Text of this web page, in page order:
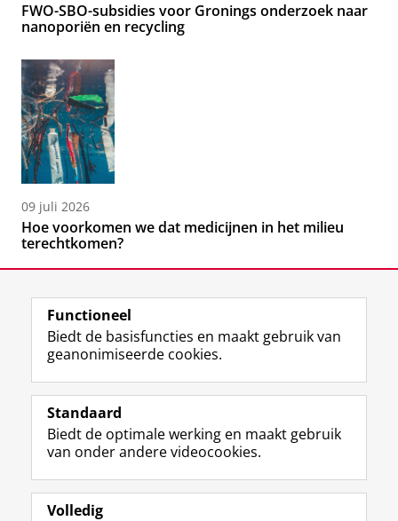
FWO-SBO-subsidies voor Gronings onderzoek naar
nanoporiën en recycling
09 juli 2026
Hoe voorkomen we dat medicijnen in het milieu
terechtkomen?
Volg de RUG
F
a
e
b
o
L
i
k
e
I
R
S
-
f
e
I
n
t
r
Y
o
T
e
Studiekiezers
Alumni
Functioneel
Biedt de basisfuncties en maakt gebruik van
geanonimiseerde cookies.
Standaard
Biedt de optimale werking en maakt gebruik
van onder andere videocookies.
Volledig